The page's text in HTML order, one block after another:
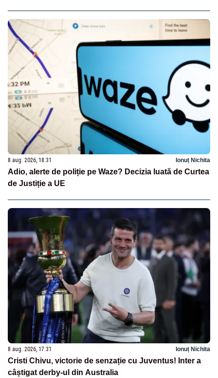
8 aug. 2026, 18:31 Ionuț Nichita
Adio, alerte de poliție pe Waze? Decizia luată de Curtea
de Justiție a UE
8 aug. 2026, 17:31 Ionuț Nichita
Cristi Chivu, victorie de senzație cu Juventus! Inter a
câștigat derby-ul din Australia